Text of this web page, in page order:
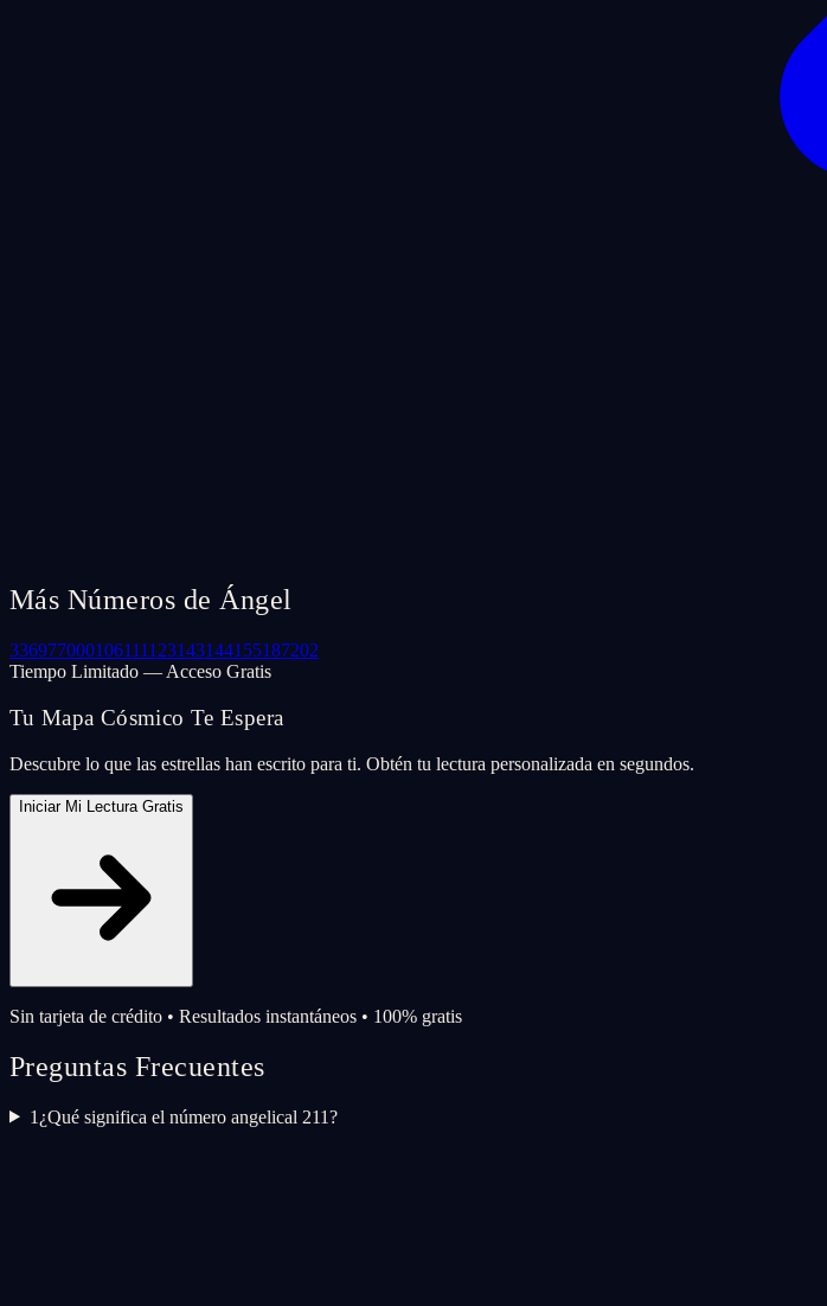
Más Números de Ángel
336977000106111123143144155187202
Tiempo Limitado — Acceso Gratis
Tu Mapa Cósmico Te Espera
Descubre lo que las estrellas han escrito para ti. Obtén tu lectura personalizada en segundos.
Iniciar Mi Lectura Gratis
Sin tarjeta de crédito • Resultados instantáneos • 100% gratis
Preguntas Frecuentes
1 ¿Qué significa el número angelical 211?